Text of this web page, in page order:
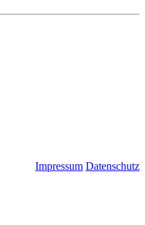
Impressum Datenschutz